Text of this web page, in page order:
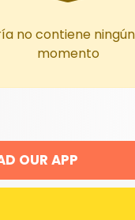
no contiene
momento
OUR APP